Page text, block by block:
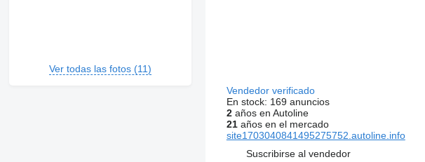
Ver todas las fotos (11)
Vendedor verificado
En stock: 169 anuncios
2años en Autoline
21años en el mercado
site1703040841495275752.autoline.info
Suscribirse al vendedor